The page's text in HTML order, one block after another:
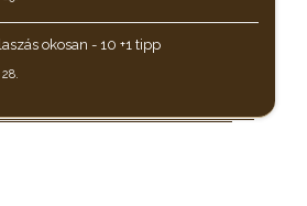
okosan - 10 +1 tipp